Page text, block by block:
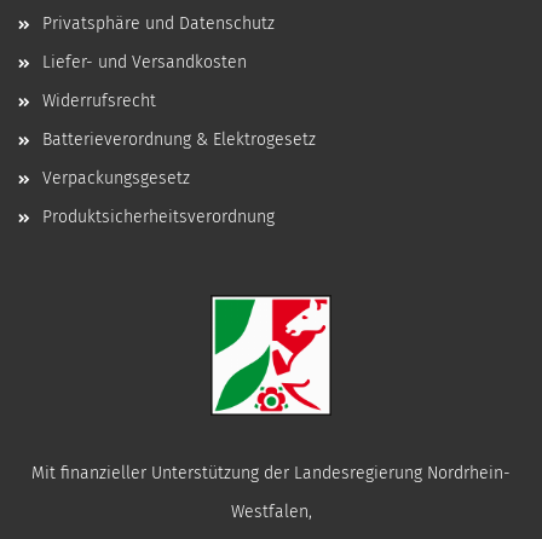
Privatsphäre und Datenschutz
Liefer- und Versandkosten
Widerrufsrecht
Batterieverordnung & Elektrogesetz
Verpackungsgesetz
Produktsicherheitsverordnung
Mit finanzieller Unterstützung der Landesregierung Nordrhein-
Westfalen,